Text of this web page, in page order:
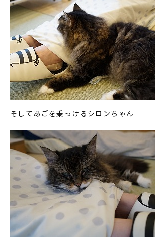
そしてあごを乗っけるシロンちゃん